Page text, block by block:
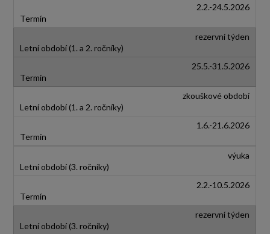
2.2.-24.5.2026
rezervní týden
25.5.-31.5.2026
zkouškové období
1.6.-21.6.2026
výuka
2.2.-10.5.2026
rezervní týden